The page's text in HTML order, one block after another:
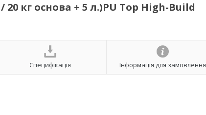
кг основа + 5 л.)PU Top High-Build
Специфікація Інформація для замовлення